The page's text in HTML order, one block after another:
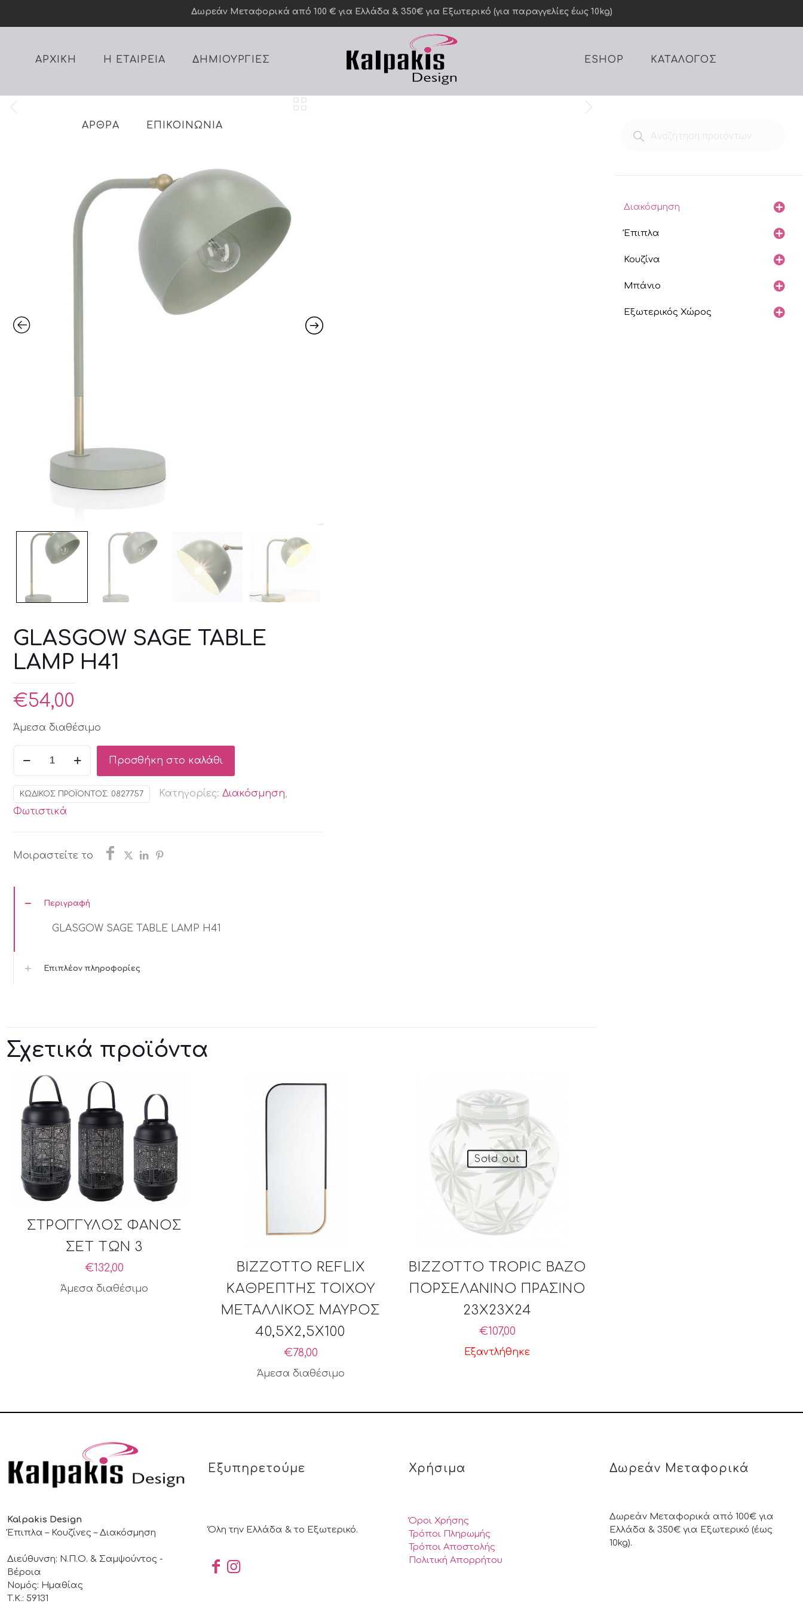
Δωρεάν Mεταφορικά από 100 € για Ελλάδα & 350€ για Eξωτερικό (για παραγγελίες έως 10kg)
ΑΡΧΙΚΗ Η ΕΤΑΙΡΕΙΑ ΔΗΜΙΟΥΡΓΙΕΣ
ΑΡΘΡΑ ΕΠΙΚΟΙΝΩΝΙΑ
ESHOP ΚΑΤΑΛΟΓΟΣ
GLASGOW SAGE TABLE
LAMP H41
€54,00
Άμεσα διαθέσιμο
TABLE
LAMP
Προσθήκη στο καλάθι
ΚΩΔΙΚΌΣ ΠΡΟΪΌΝΤΟΣ: 0827757 Κατηγορίες: Διακόσμηση,
Φωτιστικά
Μοιραστείτε το
Περιγραφή
GLASGOW SAGE TABLE LAMP H41
Επιπλέον πληροφορίες
Σχετικά προϊόντα
ΣΤΡΟΓΓΥΛΟΣ ΦΑΝΟΣ
ΣΕΤ ΤΩΝ 3
€132,00
Άμεσα διαθέσιμο
BIZZOTTO REFLIX
ΚΑΘΡΕΠΤΗΣ ΤΟΙΧΟΥ
ΜΕΤΑΛΛΙΚΟΣ ΜΑΥΡΟΣ
40,5X2,5X100
€78,00
Άμεσα διαθέσιμο
Sold out
BIZZOTTO TROPIC ΒΑΖΟ
ΠΟΡΣΕΛΑΝΙΝΟ ΠΡΑΣΙΝΟ
23X23X24
€107,00
Εξαντλήθηκε
search
Διακόσμηση
Έπιπλα
Κουζίνα
Μπάνιο
Εξωτερικός Χώρος
Kalpakis Design
Έπιπλα – Κουζίνες – Διακόσμηση
Διεύθυνση: Ν.Π.Ο. & Σαμψούντος -
Βέροια
Νομός: Ημαθίας
Τ.Κ.: 59131
Εξυπηρετούμε
Όλη την Ελλάδα & το Εξωτερικό.
Χρήσιμα
Όροι Χρήσης
Τρόποι Πληρωμής
Τρόποι Αποστολής
Πολιτική Απορρήτου
Δωρεάν Μεταφορικά
Δωρεάν Μεταφορικά από 100€ για
Ελλάδα & 350€ για Εξωτερικό (έως
10kg).